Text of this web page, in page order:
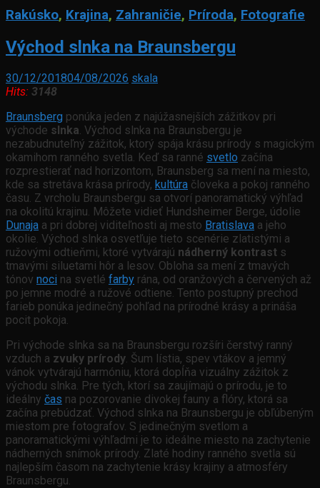
Rakúsko, Krajina, Zahraničie, Príroda, Fotografie
Východ slnka na Braunsbergu
30/12/201804/08/2026 skala
Hits: 3148
Braunsberg ponúka jeden z najúžasnejších zážitkov pri
východe slnka. Východ slnka na Braunsbergu je
nezabudnuteľný zážitok, ktorý spája krásu prírody s magickým
okamihom ranného svetla. Keď sa ranné svetlo začína
rozprestierať nad horizontom, Braunsberg sa mení na miesto,
kde sa stretáva krása prírody, kultúra človeka a pokoj ranného
času. Z vrcholu Braunsbergu sa otvorí panoramatický výhľad
na okolitú krajinu. Môžete vidieť Hundsheimer Berge, údolie
Dunaja a pri dobrej viditeľnosti aj mesto Bratislava a jeho
okolie. Východ slnka osvetľuje tieto scenérie zlatistými a
ružovými odtieňmi, ktoré vytvárajú nádherný kontrast s
tmavými siluetami hôr a lesov. Obloha sa mení z tmavých
tónov noci na svetlé farby rána, od oranžových a červených až
po jemne modré a ružové odtiene. Tento postupný prechod
farieb ponúka jedinečný pohľad na prírodné krásy a prináša
pocit pokoja.
Pri východe slnka sa na Braunsbergu rozšíri čerstvý ranný
vzduch a zvuky prírody. Šum lístia, spev vtákov a jemný
vánok vytvárajú harmóniu, ktorá dopĺňa vizuálny zážitok z
východu slnka. Pre tých, ktorí sa zaujímajú o prírodu, je to
ideálny čas na pozorovanie divokej fauny a flóry, ktorá sa
začína prebúdzať. Východ slnka na Braunsbergu je obľúbeným
miestom pre fotografov. S jedinečným svetlom a
panoramatickými výhľadmi je to ideálne miesto na zachytenie
nádherných snímok prírody. Zlaté hodiny ranného svetla sú
najlepším časom na zachytenie krásy krajiny a atmosféry
Braunsbergu.